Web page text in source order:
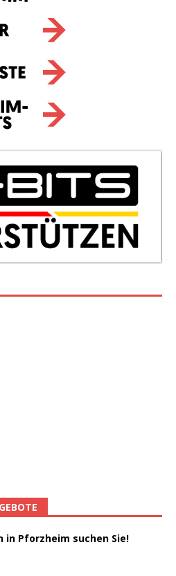
Pforzheim suchen Sie!